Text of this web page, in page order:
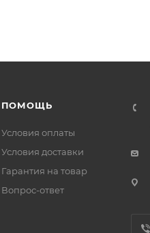
ПОМОЩЬ
Условия оплаты
Условия доставки
Гарантия на товар
Вопрос-ответ